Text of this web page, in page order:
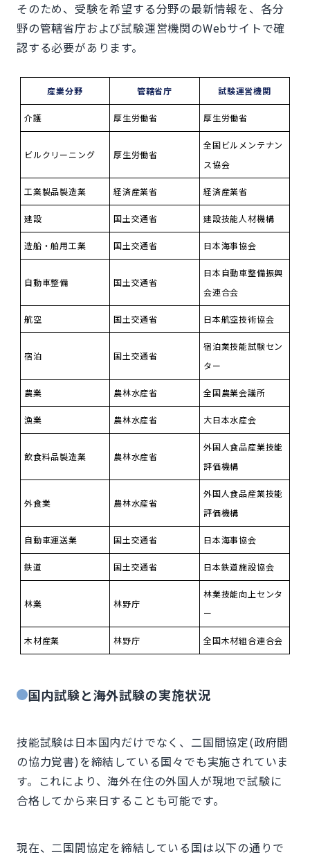
そのため、受験を希望する分野の最新情報を、各分
野の管轄省庁および試験運営機関のWebサイトで確
認する必要があります。
産業分野 管轄省庁 試験運営機関
介護 厚生労働省 厚生労働省
ビルクリーニング 厚生労働省
全国ビルメンテナン
ス協会
工業製品製造業 経済産業省 経済産業省
建設 国土交通省 建設技能人材機構
造船・舶用工業 国土交通省 日本海事協会
自動車整備 国土交通省
日本自動車整備振興
会連合会
航空 国土交通省 日本航空技術協会
宿泊 国土交通省
宿泊業技能試験セン
ター
農業 農林水産省 全国農業会議所
漁業 農林水産省 大日本水産会
飲食料品製造業 農林水産省
外国人食品産業技能
評価機構
外食業 農林水産省
外国人食品産業技能
評価機構
自動車運送業 国土交通省 日本海事協会
鉄道 国土交通省 日本鉄道施設協会
林業 林野庁
林業技能向上センタ
ー
木材産業 林野庁 全国木材組合連合会
国内試験と海外試験の実施状況
技能試験は日本国内だけでなく、二国間協定(政府間
の協力覚書)を締結している国々でも実施されていま
す。これにより、海外在住の外国人が現地で試験に
合格してから来日することも可能です。
現在、二国間協定を締結している国は以下の通りで